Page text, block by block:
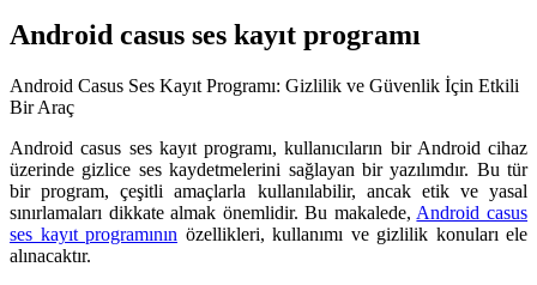
Android casus ses kayıt programı
Android Casus Ses Kayıt Programı: Gizlilik ve Güvenlik İçin Etkili
Bir Araç
Android casus ses kayıt programı, kullanıcıların bir Android cihaz
üzerinde gizlice ses kaydetmelerini sağlayan bir yazılımdır. Bu tür
bir program, çeşitli amaçlarla kullanılabilir, ancak etik ve yasal
sınırlamaları dikkate almak önemlidir. Bu makalede, Android casus
ses kayıt programının özellikleri, kullanımı ve gizlilik konuları ele
alınacaktır.